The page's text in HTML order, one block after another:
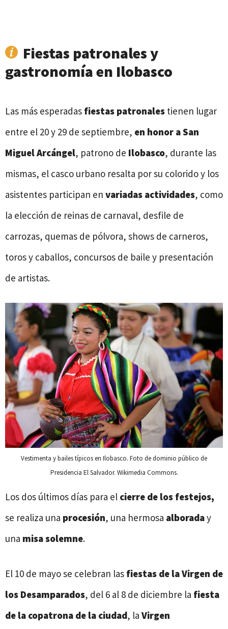
Fiestas patronales y
gastronomía en Ilobasco
Las más esperadas fiestas patronales tienen lugar
entre el 20 y 29 de septiembre, en honor a San
Miguel Arcángel, patrono de Ilobasco, durante las
mismas, el casco urbano resalta por su colorido y los
asistentes participan en variadas actividades, como
la elección de reinas de carnaval, desfile de
carrozas, quemas de pólvora, shows de carneros,
toros y caballos, concursos de baile y presentación
de artistas.
Vestimenta y bailes típicos en Ilobasco. Foto de dominio público de
Presidencia El Salvador. Wikimedia Commons.
Los dos últimos días para el cierre de los festejos,
se realiza una procesión, una hermosa alboraday
una misa solemne.
El 10 de mayo se celebran las fiestas de la Virgen de
los Desamparados, del 6 al 8 de diciembre la fiesta
de la copatrona de la ciudad, la Virgen